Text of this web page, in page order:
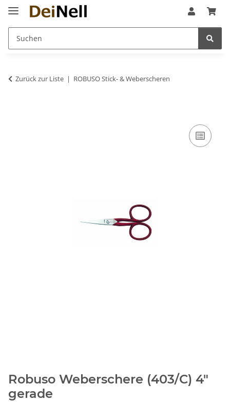
Zurück zur Liste ROBUSO Stick- & Weberscheren
Robuso Weberschere (403/C) 4"
gerade